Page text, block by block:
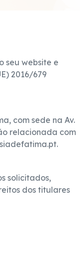
seu website e
2016/679
com sede na Av.
relacionada com
solicitados,
dos titulares